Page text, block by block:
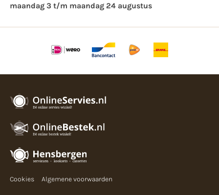
maandag 3 t/m maandag 24 augustus
Cookies Algemene voorwaarden